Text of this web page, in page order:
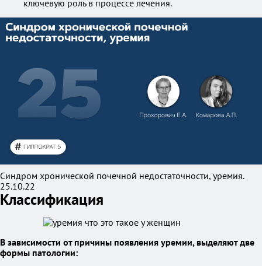
ключевую роль в процессе лечения.
Синдром хронической почечной недостаточности, уремия.
25.10.22
Классификация
В зависимости от причины появления уремии, выделяют две
формы патологии: